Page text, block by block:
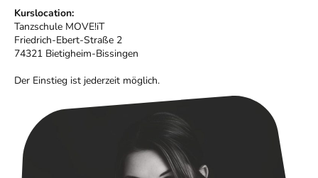
Kurslocation:
Tanzschule MOVE!iT
Friedrich-Ebert-Straße 2
74321 Bietigheim-Bissingen
Der Einstieg ist jederzeit möglich.